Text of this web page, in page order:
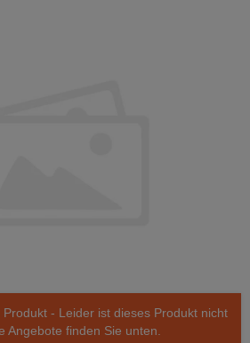
- Leider ist dieses Produkt nicht
Angebote finden Sie unten.